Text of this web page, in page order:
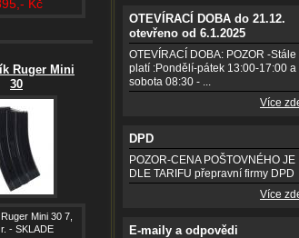
Kč
Ruger Mini
30
Mini 30 7,
- SKLADE
OTEVÍRACÍ DOBA do 21.12.
otevřeno od 6.1.2025
OTEVÍRACÍ DOBA: POZOR -Stále
platí :Pondělí-pátek 13:00-17:00 a
sobota 08:30 - ...
Více
DPD
POZOR-CENA POŠTOVNÉHO JE
DLE TARIFU přepravní firmy DPD
Více
E-maily a odpovědi